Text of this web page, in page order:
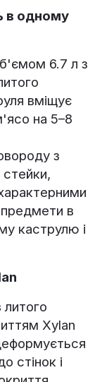
в одному
6.7 л з
вміщує
на 5–8
з
предмети в
каструлю і
Xylan
стінок і